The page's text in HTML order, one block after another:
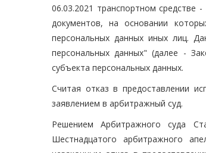
06.03.2021 транспортном средстве
документов, на основании
персональных данных иных лиц.
персональных данных" (далее -
субъекта персональных данных.
Считая отказ в предоставлении
заявлением в арбитражный суд.
Решением Арбитражного суда
Шестнадцатого арбитражного